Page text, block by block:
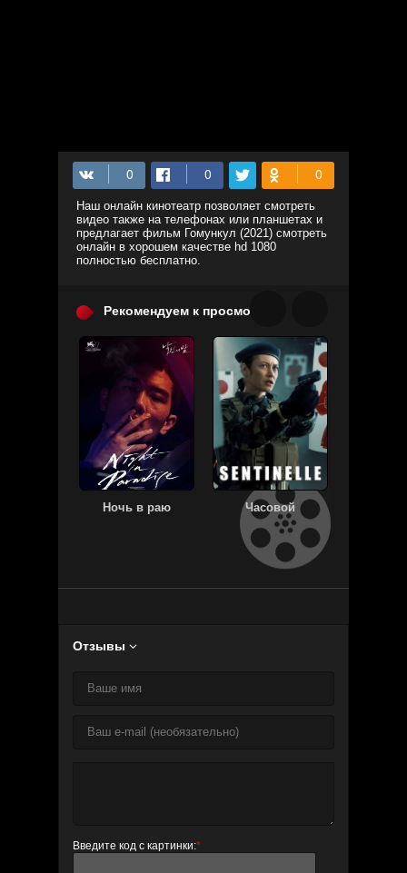
Наш онлайн кинотеатр позволяет смотреть
видео также на телефонах или планшетах и
предлагает фильм Гомункул (2021) смотреть
онлайн в хорошем качестве hd 1080
полностью бесплатно.
Рекомендуем к просмотру:
Ночь в раю Часовой
Отзывы 
Введите код с картинки:*